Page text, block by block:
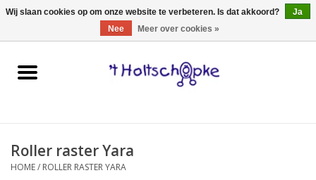
0 Artikelen - €0,00
Home
spellen
Roller raster Yara
HOME/ ROLLER RASTER YARA
Wij slaan cookies op om onze website te verbeteren. Is dat akkoord?
Ja
Nee
Meer over cookies »